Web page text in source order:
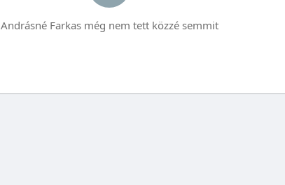
Andrásné Farkas még nem tett közzé semmit